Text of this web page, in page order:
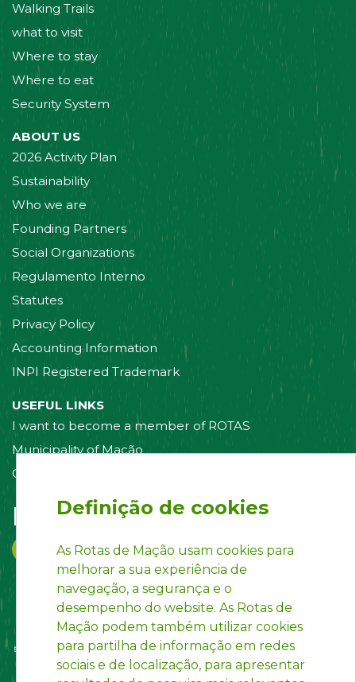
Walking Trails
what to visit
Where to stay
Where to eat
Security System
ABOUT US
2026 Activity Plan
Sustainability
Who we are
Founding Partners
Social Organizations
Regulamento Interno
Statutes
Privacy Policy
Accounting Information
INPI Registered Trademark
USEFUL LINKS
I want to become a member of ROTAS
Municipality of Mação
Contact us
Follow us on:
Definição de cookies
As Rotas de Mação usam cookies para
melhorar a sua experiência de
navegação, a segurança e o
desempenho do website. As Rotas de
Mação podem também utilizar cookies
para partilha de informação em redes
sociais e de localização, para apresentar